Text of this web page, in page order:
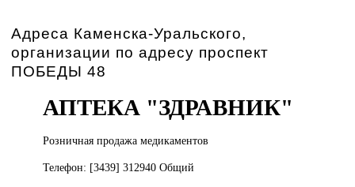
Адреса Каменска-Уральского,
организации по адресу проспект
ПОБЕДЫ 48
АПТЕКА "ЗДРАВНИК"
Розничная продажамедикаментов
Телефон: [3439] 312940 Общий